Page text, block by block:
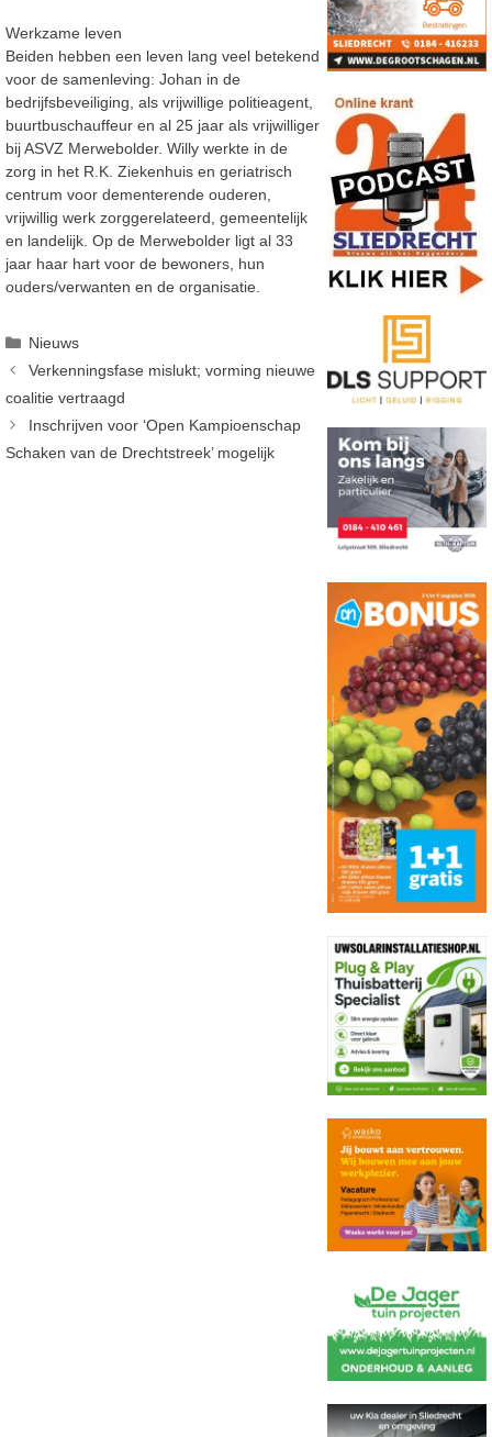
Werkzame leven
Beiden hebben een leven lang veel betekend
voor de samenleving: Johan in de
bedrijfsbeveiliging, als vrijwillige politieagent,
buurtbuschauffeur en al 25 jaar als vrijwilliger
bij ASVZ Merwebolder. Willy werkte in de
zorg in het R.K. Ziekenhuis en geriatrisch
centrum voor dementerende ouderen,
vrijwillig werk zorggerelateerd, gemeentelijk
en landelijk. Op de Merwebolder ligt al 33
jaar haar hart voor de bewoners, hun
ouders/verwanten en de organisatie.
Categorieën
Nieuws
Verkenningsfase mislukt; vorming nieuwe
coalitie vertraagd
Inschrijven voor ‘Open Kampioenschap
Schaken van de Drechtstreek’ mogelijk